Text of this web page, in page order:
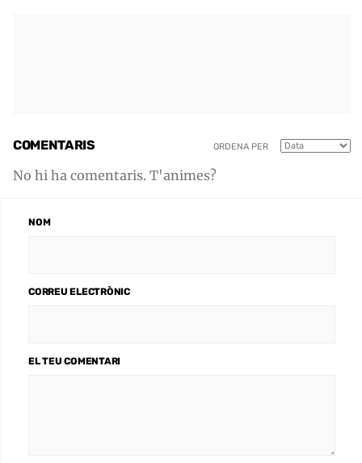
COMENTARIS ORDENA PER
No hi ha comentaris. T'animes?
NOM
CORREU ELECTRÒNIC
EL TEU COMENTARI